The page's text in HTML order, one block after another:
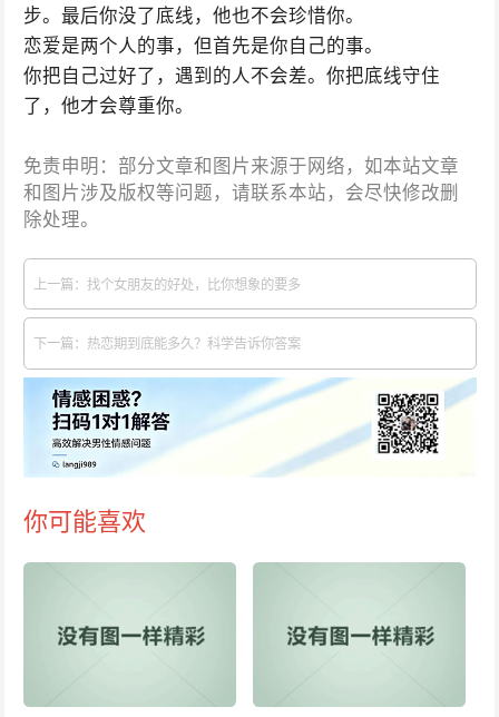
步。最后你没了底线，他也不会珍惜你。
恋爱是两个人的事，但首先是你自己的事。
你把自己过好了，遇到的人不会差。你把底线守住
了，他才会尊重你。
免责申明：部分文章和图片来源于网络，如本站文章
和图片涉及版权等问题，请联系本站，会尽快修改删
除处理。
上一篇：找个女朋友的好处，比你想象的要多
下一篇：热恋期到底能多久？科学告诉你答案
你可能喜欢